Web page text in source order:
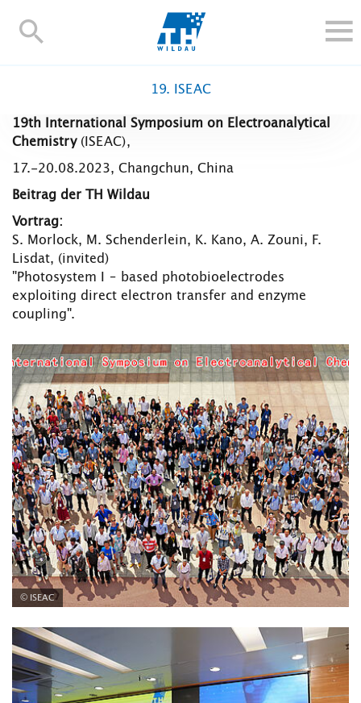
TH-
FORSCHUNG UND TRANSFER
BESCHÄFTIGTE
Blogs Kontakt und Anfahrt
TH Online-Portal Personensuche English
19. ISEAC
19th International Symposium on Electroanalytical
Chemistry(ISEAC),
17.-20.08.2023, Changchun, China
Beitrag der TH Wildau
Vortrag:
S. Morlock, M. Schenderlein, K. Kano, A. Zouni, F.
Lisdat, (invited)
"Photosystem I – based photobioelectrodes
exploiting direct electron transfer and enzyme
coupling".
© ISEAC